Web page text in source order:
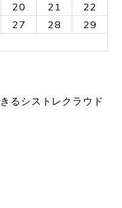
20 21
22
27 28
29
るシストレクラウド